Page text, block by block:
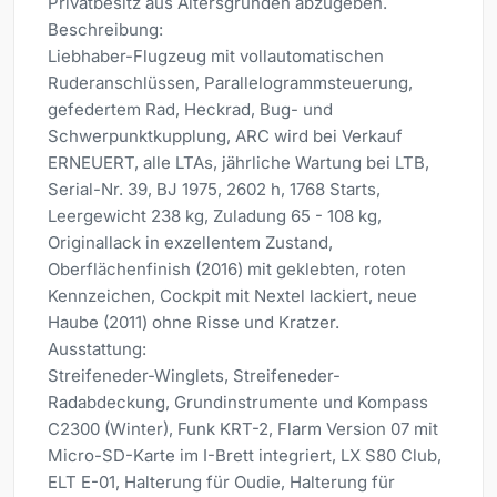
Beschreibung:
Liebhaber-Flugzeug mit vollautomatischen
Ruderanschlüssen, Parallelogrammsteuerung,
gefedertem Rad, Heckrad, Bug- und
Schwerpunktkupplung, ARC wird bei Verkauf
ERNEUERT, alle LTAs, jährliche Wartung bei LTB,
Serial-Nr. 39, BJ 1975, 2602 h, 1768 Starts,
Leergewicht 238 kg, Zuladung 65 - 108 kg,
Originallack in exzellentem Zustand,
Oberflächenfinish (2016) mit geklebten, roten
Kennzeichen, Cockpit mit Nextel lackiert, neue
Haube (2011) ohne Risse und Kratzer.
Ausstattung:
Streifeneder-Winglets, Streifeneder-
Radabdeckung, Grundinstrumente und Kompass
C2300 (Winter), Funk KRT-2, Flarm Version 07 mit
Micro-SD-Karte im I-Brett integriert, LX S80 Club,
ELT E-01, Halterung für Oudie, Halterung für